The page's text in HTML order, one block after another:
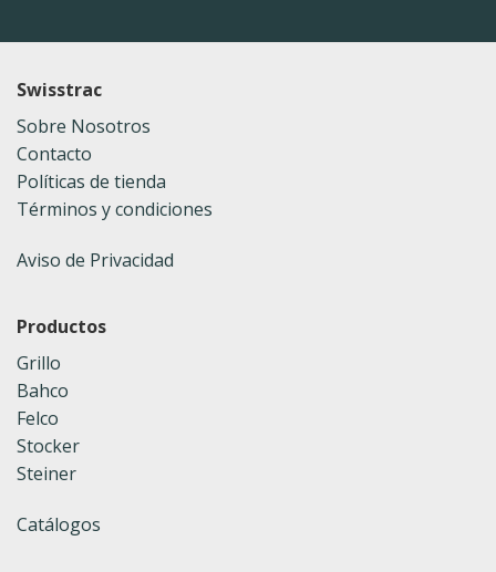
Swisstrac
Sobre Nosotros
Contacto
Políticas de tienda
Términos y condiciones
Aviso de Privacidad
Productos
Grillo
Bahco
Felco
Stocker
Steiner
Catálogos